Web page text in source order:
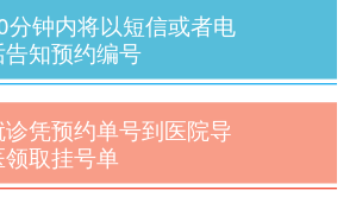
分钟内将以短信或者电
告知预约编号
诊凭预约单号到医院导
领取挂号单